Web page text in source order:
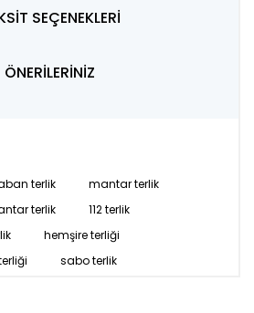
SEÇENEKLERİ
ÖNERİLERİNİZ
terlik
mantar terlik
terlik
112 terlik
hemşire terliği
sabo terlik